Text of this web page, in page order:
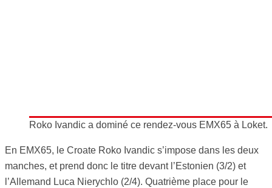
Roko Ivandic a dominé ce rendez-vous EMX65 à Loket.
En EMX65, le Croate Roko Ivandic s’impose dans les deux
manches, et prend donc le titre devant l’Estonien (3/2) et
l’Allemand Luca Nierychlo (2/4). Quatrième place pour le